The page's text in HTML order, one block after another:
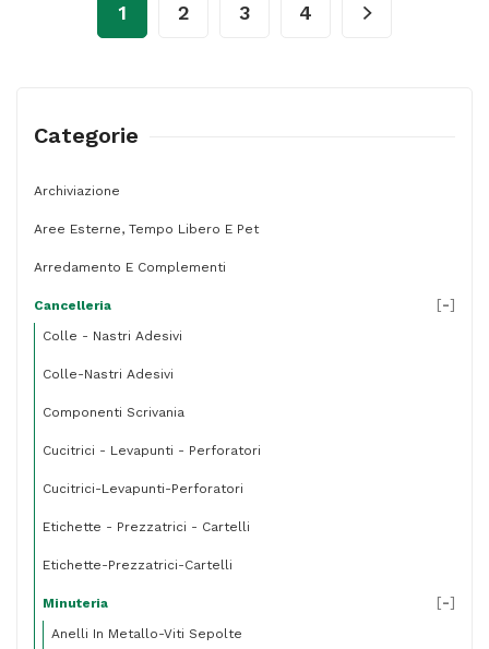
-
1 2 3 4
Categorie
Archiviazione
Aree Esterne, Tempo Libero E Pet
Arredamento E Complementi
Cancelleria
Colle - Nastri Adesivi
Colle-Nastri Adesivi
Componenti Scrivania
Cucitrici - Levapunti - Perforatori
Cucitrici-Levapunti-Perforatori
Etichette - Prezzatrici - Cartelli
Etichette-Prezzatrici-Cartelli
Minuteria
Anelli In Metallo-Viti Sepolte
[-]
[-]